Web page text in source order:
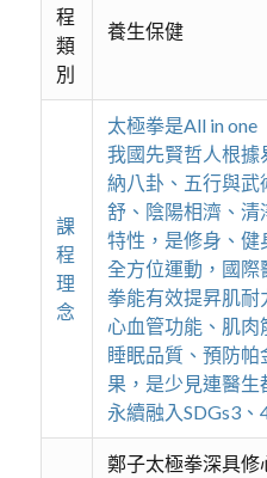
程
類
別
養生保健
課
程
理
念
太極拳是All in one
我國先賢哲人根據
納八卦、五行與武
舒、陰陽相濟、清
特性，是修身、健
全方位運動，國際
拳能有效提昇肌耐
心血管功能、肌肉
睡眠品質、預防
果，是少見連醫生
永續融入SDGs3、
鄭子太極拳深具修